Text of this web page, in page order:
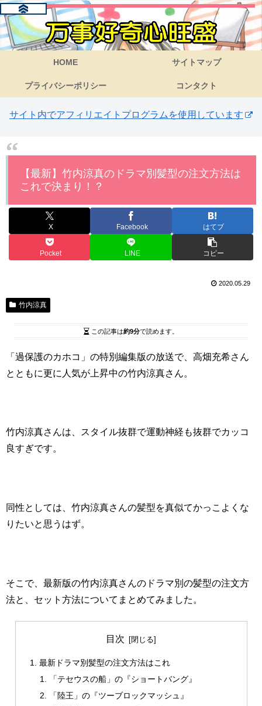
HOME サイトマップ
プライバシーポリシー コンタクト
サイト内でアフィリエイトプログラムを使用しています
【最新】竹内涼真のドラマ別髪型の注文方法は
これで決まり！？
X Facebook はてブ
Pocket LINE コピー
2020.05.29
竹内涼真
この記事は約9分で読めます。
「過保護のカホコ」の特別編集版の放送で、高畑充希さん
とともに更に人気が上昇中の竹内涼真さん。
竹内涼真さんは、スタイル抜群で運動神経も抜群でカッコ
良すぎです。
同性としては、竹内涼真さんの髪型を真似てかっこよくな
りたいと思うはず。
そこで、最新版の竹内涼真さんのドラマ別の髪型の注文方
法と、セット方法についてまとめてみました。
目次
最新ドラマ別髪型の注文方法はこれ
「テセウスの船」の『ショートバング』
「陸王」の『ツーブロックマッシュ』